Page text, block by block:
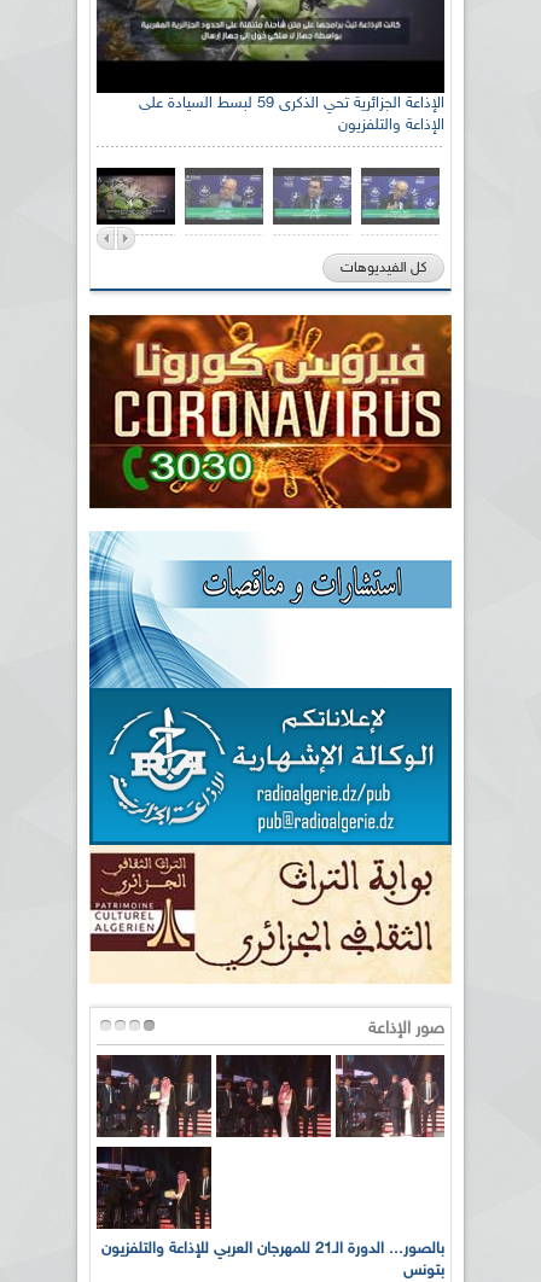
الإذاعة الجزائرية تحي الذكرى 59 لبسط السيادة على
الإذاعة والتلفزيون
كل الفيديوهات
صور الإذاعة
بالصور... الدورة الـ21 للمهرجان العربي للإذاعة والتلفزيون
بتونس